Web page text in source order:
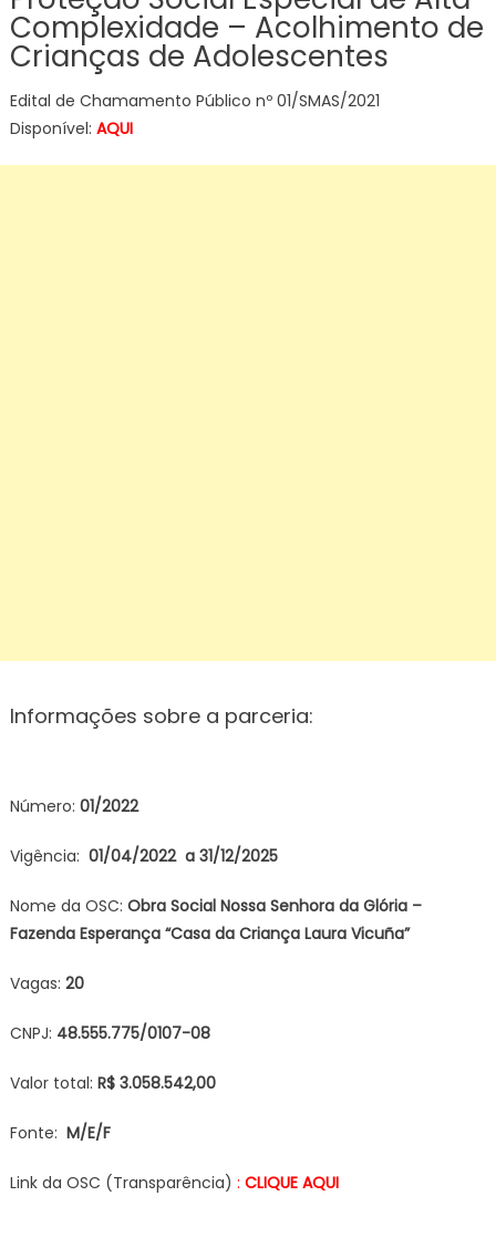
Complexidade – Acolhimento de
Crianças de Adolescentes
Edital de Chamamento Público nº 01/SMAS/2021
Disponível: AQUI
Informações sobre a parceria:
Número: 01/2022
Vigência: 01/04/2022 a 31/12/2025
Nome da OSC: Obra Social Nossa Senhora da Glória –
Fazenda Esperança “Casa da Criança Laura Vicuña”
Vagas: 20
CNPJ: 48.555.775/0107-08
Valor total: R$ 3.058.542,00
Fonte: M/E/F
Link da OSC (Transparência) : CLIQUE AQUI